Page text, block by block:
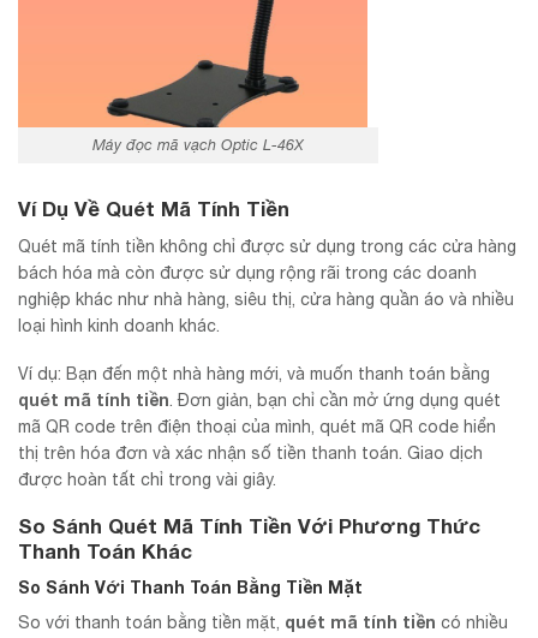
Máy đọc mã vạch Optic L-46X
Ví Dụ Về Quét Mã Tính Tiền
Quét mã tính tiền không chỉ được sử dụng trong các cửa hàng
bách hóa mà còn được sử dụng rộng rãi trong các doanh
nghiệp khác như nhà hàng, siêu thị, cửa hàng quần áo và nhiều
loại hình kinh doanh khác.
Ví dụ: Bạn đến một nhà hàng mới, và muốn thanh toán bằng
quét mã tính tiền . Đơn giản, bạn chỉ cần mở ứng dụng quét
mã QR code trên điện thoại của mình, quét mã QR code hiển
thị trên hóa đơn và xác nhận số tiền thanh toán. Giao dịch
được hoàn tất chỉ trong vài giây.
So Sánh Quét Mã Tính Tiền Với Phương Thức
Thanh Toán Khác
So Sánh Với Thanh Toán Bằng Tiền Mặt
So với thanh toán bằng tiền mặt, quét mã tính tiền có nhiều